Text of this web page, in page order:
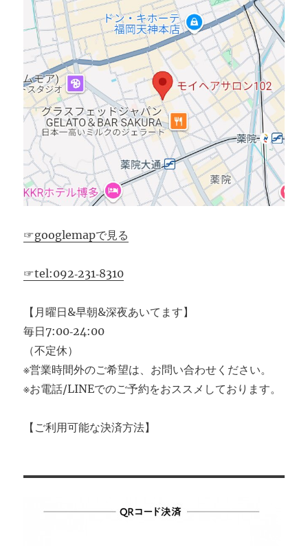
☞googlemapで見る
☞tel:092‐231‐8310
【月曜日&早朝&深夜あいてます】
毎日7:00‐24:00
（不定休）
※営業時間外のご希望は、お問い合わせください。
※お電話/LINEでのご予約をおススメしております。
【ご利用可能な決済方法】